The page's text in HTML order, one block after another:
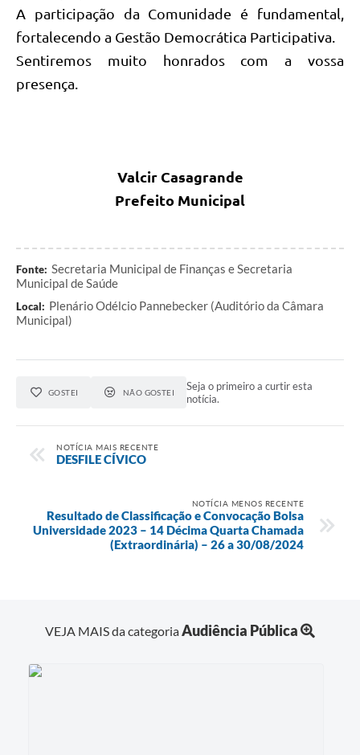
A participação da Comunidade é fundamental,
fortalecendo a Gestão Democrática Participativa.
Sentiremos muito honrados com a vossa
presença.
Valcir Casagrande
Prefeito Municipal
Fonte: Secretaria Municipal de Finanças e Secretaria
Municipal de Saúde
Local: Plenário Odélcio Pannebecker (Auditório da Câmara
Municipal)
GOSTEI NÃO GOSTEI
Seja o primeiro a curtir esta
notícia.
NOTÍCIA MAIS RECENTE
DESFILE CÍVICO
NOTÍCIA MENOS RECENTE
Resultado de Classificação e Convocação Bolsa
Universidade 2023 – 14 Décima Quarta Chamada
(Extraordinária) – 26 a 30/08/2024
VEJA MAIS da categoriaAudiência Pública